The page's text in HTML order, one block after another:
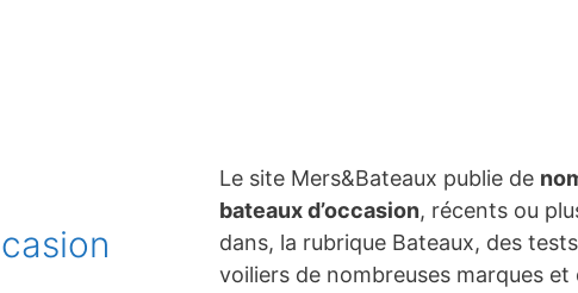
Le site Mers&Bateaux publie de
bateaux d’occasion, récents ou
dans, la rubrique Bateaux, des
voiliers de nombreuses marques